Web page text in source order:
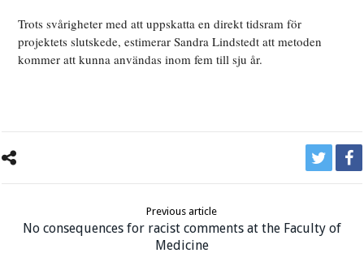
Trots svårigheter med att uppskatta en direkt tidsram för
projektets slutskede, estimerar Sandra Lindstedt att metoden
kommer att kunna användas inom fem till sju år.
Previous article
No consequences for racist comments at the Faculty of
Medicine